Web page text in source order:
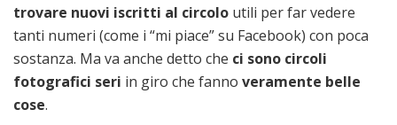
trovare nuovi iscritti al circolo utili per far vedere
tanti numeri (come i “mi piace” su Facebook) con poca
sostanza. Ma va anche detto che ci sono circoli
fotografici seri in giro che fanno veramente belle
cose.